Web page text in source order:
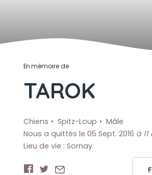
En mémoire de
TAROK
Chiens Spitz-Loup
Mâle
Nous a quittés le 05 Sept. 2016 à
Lieu de vie : Sornay